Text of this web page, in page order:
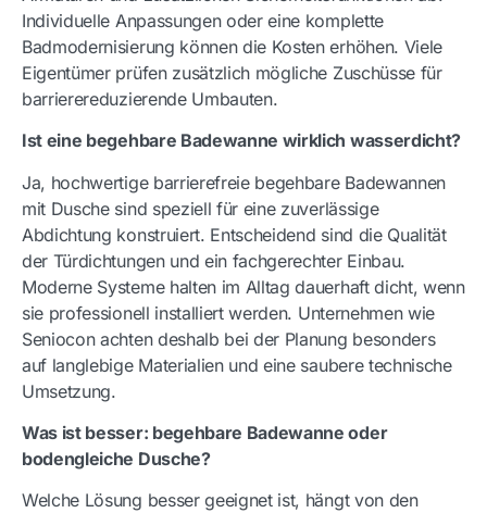
Individuelle Anpassungen oder eine komplette
Badmodernisierung können die Kosten erhöhen. Viele
Eigentümer prüfen zusätzlich mögliche Zuschüsse für
barrierereduzierende Umbauten.
Ist eine begehbare Badewanne wirklich wasserdicht?
Ja, hochwertige barrierefreie begehbare Badewannen
mit Dusche sind speziell für eine zuverlässige
Abdichtung konstruiert. Entscheidend sind die Qualität
der Türdichtungen und ein fachgerechter Einbau.
Moderne Systeme halten im Alltag dauerhaft dicht, wenn
sie professionell installiert werden. Unternehmen wie
Seniocon achten deshalb bei der Planung besonders
auf langlebige Materialien und eine saubere technische
Umsetzung.
Was ist besser: begehbare Badewanne oder
bodengleiche Dusche?
Welche Lösung besser geeignet ist, hängt von den